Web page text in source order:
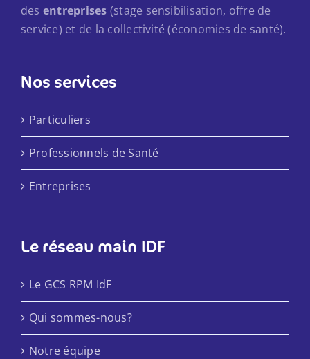
des entreprises (stage sensibilisation, offre de
service) et de la collectivité (économies de santé).
Nos services
Particuliers
Professionnels de Santé
Entreprises
Le réseau main IDF
Le GCS RPM IdF
Qui sommes-nous?
Notre équipe